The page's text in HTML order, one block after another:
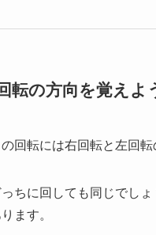
転の方向を覚えよ
の回転には右回転と左回転
っちに回しても同じでし
ます。